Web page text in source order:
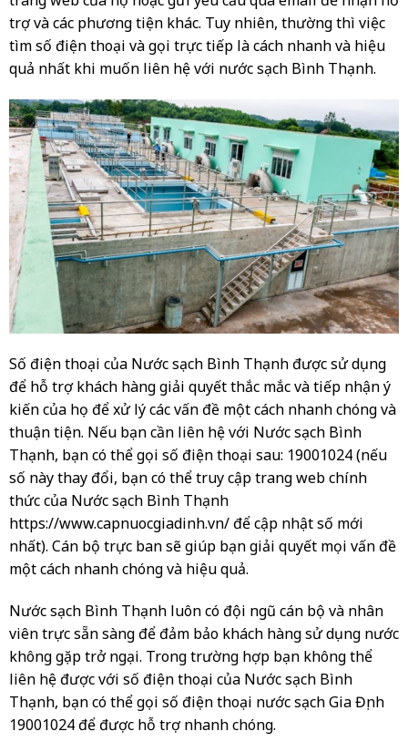
trợ và các phương tiện khác. Tuy nhiên, thường thì việc
tìm số điện thoại và gọi trực tiếp là cách nhanh và hiệu
quả nhất khi muốn liên hệ với nước sạch Bình Thạnh.
Số điện thoại của Nước sạch Bình Thạnh được sử dụng
để hỗ trợ khách hàng giải quyết thắc mắc và tiếp nhận ý
kiến của họ để xử lý các vấn đề một cách nhanh chóng và
thuận tiện. Nếu bạn cần liên hệ với Nước sạch Bình
Thạnh, bạn có thể gọi số điện thoại sau: 19001024 (nếu
số này thay đổi, bạn có thể truy cập trang web chính
thức của Nước sạch Bình Thạnh
https://www.capnuocgiadinh.vn/ để cập nhật số mới
nhất). Cán bộ trực ban sẽ giúp bạn giải quyết mọi vấn đề
một cách nhanh chóng và hiệu quả.
Nước sạch Bình Thạnh luôn có đội ngũ cán bộ và nhân
viên trực sẵn sàng để đảm bảo khách hàng sử dụng nước
không gặp trở ngại. Trong trường hợp bạn không thể
liên hệ được với số điện thoại của Nước sạch Bình
Thạnh, bạn có thể gọi số điện thoại nước sạch Gia Định
19001024 để được hỗ trợ nhanh chóng.